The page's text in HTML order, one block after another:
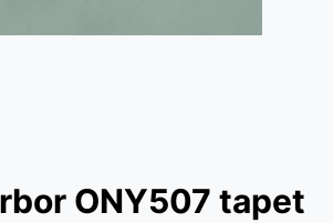
ONY507 tapet